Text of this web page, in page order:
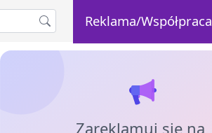
Reklama/Współpraca
Zareklamuj się na